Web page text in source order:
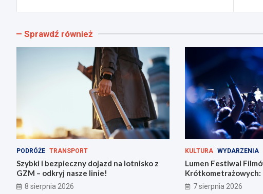
Sprawdź również
PODRÓŻE TRANSPORT
Szybki i bezpieczny dojazd na lotnisko z
GZM – odkryj nasze linie!
8 sierpnia 2026
KULTURA WYDARZENIA
Lumen Festiwal
Krótkometrażowych:
Zabrzu!
7 sierpnia 2026